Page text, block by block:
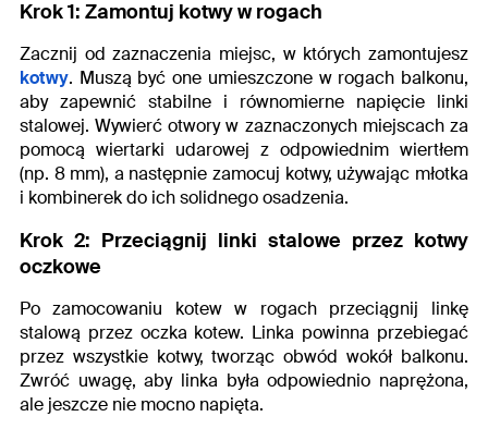
Krok 1: Zamontuj kotwy w rogach
Zacznij od zaznaczenia miejsc, w których zamontujesz
kotwy. Muszą być one umieszczone w rogach balkonu,
aby zapewnić stabilne i równomierne napięcie linki
stalowej. Wywierć otwory w zaznaczonych miejscach za
pomocą wiertarki udarowej z odpowiednim wiertłem
(np. 8 mm), a następnie zamocuj kotwy, używając młotka
i kombinerek do ich solidnego osadzenia.
Krok 2: Przeciągnij linki stalowe przez kotwy
oczkowe
Po zamocowaniu kotew w rogach przeciągnij linkę
stalową przez oczka kotew. Linka powinna przebiegać
przez wszystkie kotwy, tworząc obwód wokół balkonu.
Zwróć uwagę, aby linka była odpowiednio naprężona,
ale jeszcze nie mocno napięta.